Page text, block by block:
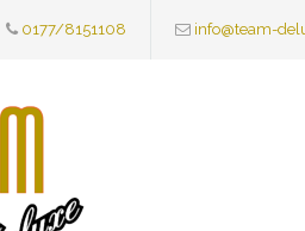
0177/8151108 info@team-